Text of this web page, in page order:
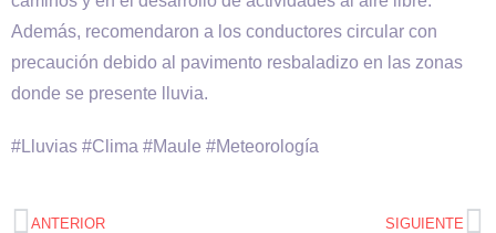
Además, recomendaron a los conductores circular con
precaución debido al pavimento resbaladizo en las zonas
donde se presente lluvia.
#Lluvias #Clima #Maule #Meteorología
ANTERIOR SIGUIENTE